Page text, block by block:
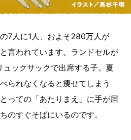
7人に1人、およそ280万人が
言われています。ランドセルが
ュックサックで出席する子。夏
られなくなると痩せてしまう
っての「あたりまえ」に手が届
のすぐそばにいるのです。